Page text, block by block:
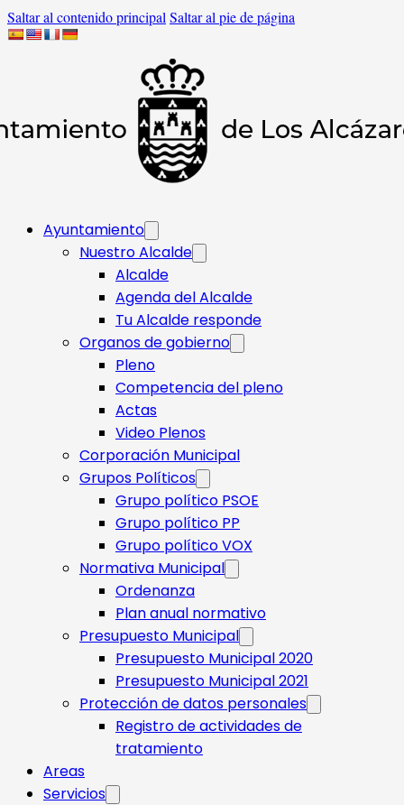
Saltar al contenido principal Saltar al pie de página
Ayuntamiento
Nuestro Alcalde
Alcalde
Agenda del Alcalde
Tu Alcalde responde​
Organos de gobierno
Pleno
Competencia del pleno
Actas
Video Plenos
Corporación Municipal
Grupos Políticos
Grupo político PSOE
Grupo político PP
Grupo político VOX
Normativa Municipal
Ordenanza
Plan anual normativo
Presupuesto Municipal
Presupuesto Municipal 2020
Presupuesto Municipal 2021
Protección de datos personales
Registro de actividades de
tratamiento
Areas
Servicios